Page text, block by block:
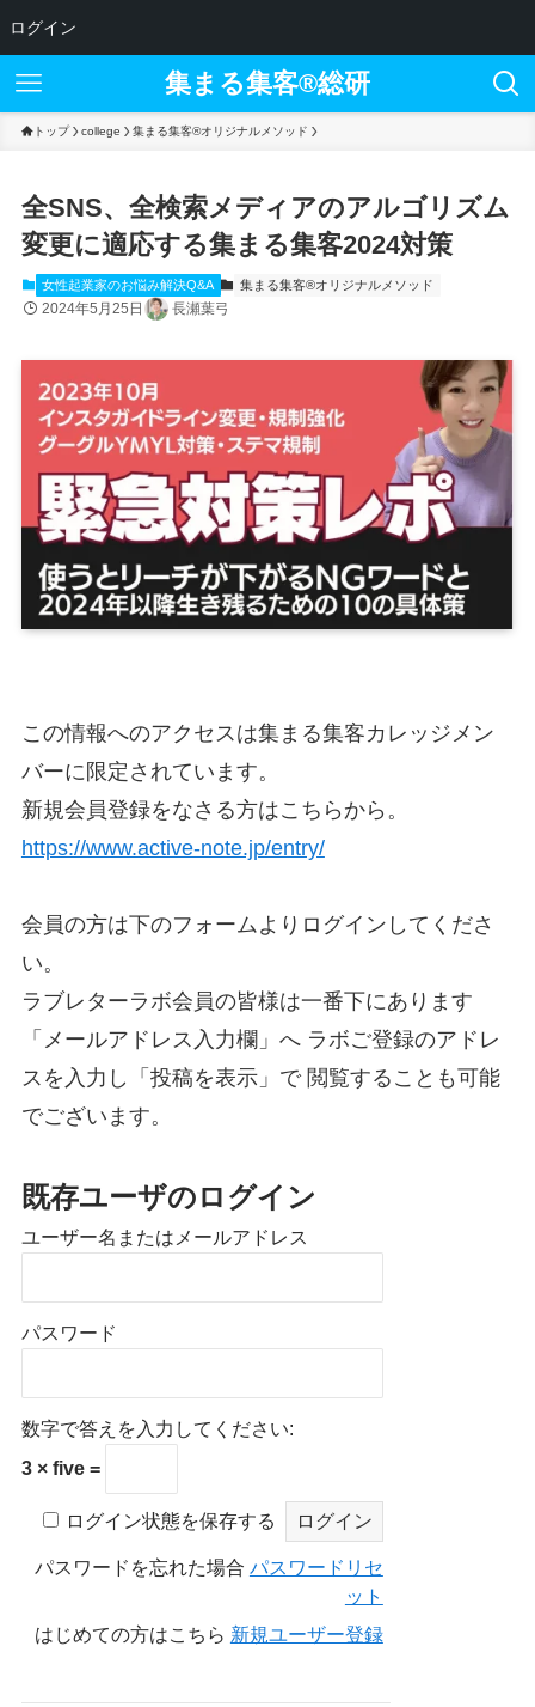
ログイン
集まる集客®︎総研
トップ college 集まる集客®️オリジナルメソッド
全SNS、全検索メディアのアルゴリズム
変更に適応する集まる集客2024対策
女性起業家のお悩み解決Q&A 集まる集客®️オリジナルメソッド
2024年5月25日 長瀬葉弓
この情報へのアクセスは集まる集客カレッジメン
バーに限定されています。
新規会員登録をなさる方はこちらから。
https://www.active-note.jp/entry/
会員の方は下のフォームよりログインしてくださ
い。
ラブレターラボ会員の皆様は一番下にあります
「メールアドレス入力欄」へ ラボご登録のアドレ
スを入力し「投稿を表示」で 閲覧することも可能
でございます。
既存ユーザのログイン
ユーザー名またはメールアドレス
パスワード
数字で答えを入力してください:
3 × five =
ログイン状態を保存する
パスワードを忘れた場合 パスワードリセ
ット
はじめての方はこちら 新規ユーザー登録